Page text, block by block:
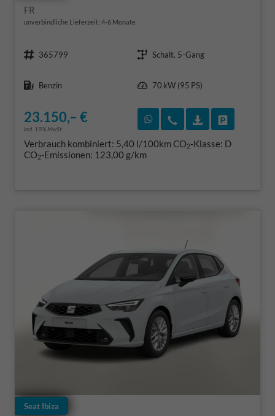
FR
unverbindliche Lieferzeit: 4-6 Monate
365799
Schalt. 5-Gang
Benzin
70 kW (95 PS)
23.150,– €
incl. 19% MwSt.
Rückruf vereinbaren
Wir rufen Sie an
Verbrauch kombiniert: 5,40 l/100kmCO2-Klasse: D
CO2-Emissionen: 123,00 g/km
Seat Ibiza